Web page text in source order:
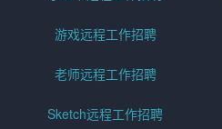
游戏远程工作招聘
老师远程工作招聘
Sketch远程工作招聘